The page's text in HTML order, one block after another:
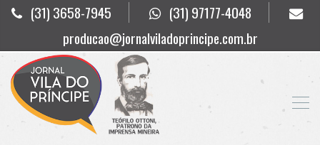
(31) 3658-7945
(31) 97177-4048
producao@jornalviladoprincipe.com.br